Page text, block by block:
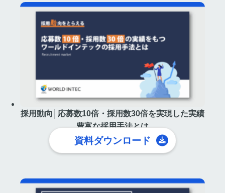
採用動向│応募数10倍・採用数30倍を実現した実績
豊富な採用手法とは
資料ダウンロード